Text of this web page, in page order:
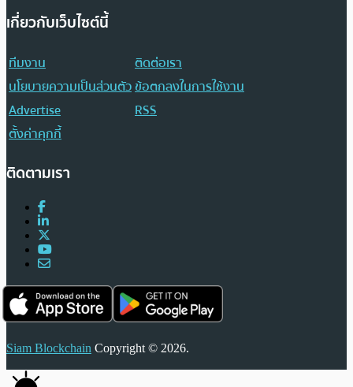
เกี่ยวกับเว็บไซต์นี้
ทีมงาน
ติดต่อเรา
นโยบายความเป็นส่วนตัวข้อตกลงในการใช้งาน
Advertise
RSS
ตั้งค่าคุกกี้
ติดตามเรา
Siam Blockchain Copyright © 2026.